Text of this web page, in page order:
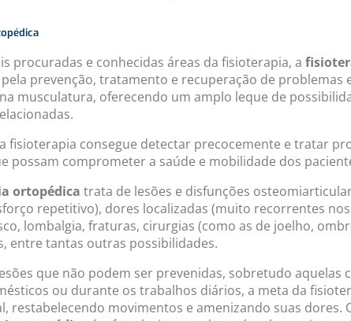
procuradas e conhecidas áreas da fisioterapia, a
prevenção, tratamento e recuperação de
musculatura, oferecendo um amplo leque de
fisioterapia consegue detectar precocemente e tratar
possam comprometer a saúde e mobilidade dos
ortopédica trata de lesões e disfunções
repetitivo), dores localizadas (muito recorrentes
lombalgia, fraturas, cirurgias (como as de joelho,
entre tantas outras possibilidades.
que não podem ser prevenidas, sobretudo
ou durante os trabalhos diários, a meta da
restabelecendo movimentos e amenizando suas